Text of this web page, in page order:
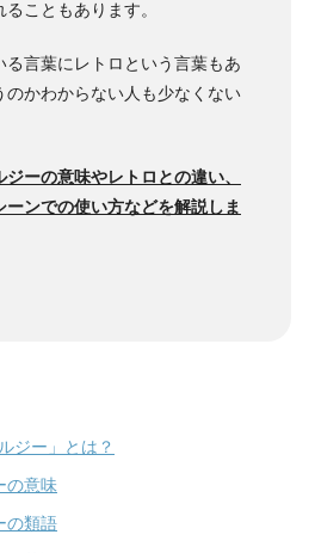
こともあります。
る言葉にレトロという言葉もあ
のかわからない人も少なくない
ジーの意味やレトロとの違い、
ーンでの使い方などを解説しま
ジー」とは？
の意味
の類語